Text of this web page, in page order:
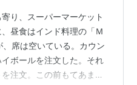
り、スーパーマーケット
昼食はインド料理の「Ｍ
席は空いている。カウン
ボールを注文した。それ
注文。この前もてあまし